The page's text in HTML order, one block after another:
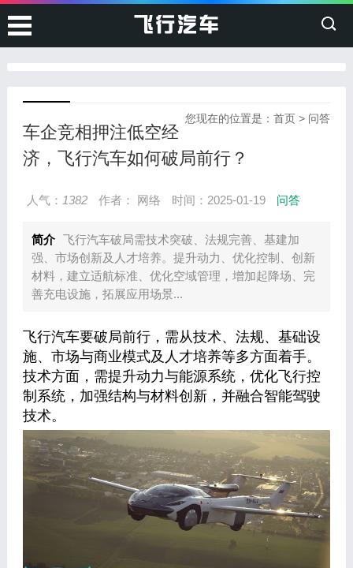
您现在的位置是：首页 > 问答
车企竞相押注低空经
济，飞行汽车如何破局前行？
人气： 1382 作者： 网络 时间：2025-01-19 问答
简介 飞行汽车破局需技术突破、法规完善、基建加
强、市场创新及人才培养。提升动力、优化控制、创新
材料，建立适航标准、优化空域管理，增加起降场、完
善充电设施，拓展应用场景...
飞行汽车要破局前行，需从技术、法规、基础设
施、市场与商业模式及人才培养等多方面着手。
技术方面，需提升动力与能源系统，优化飞行控
制系统，加强结构与材料创新，并融合智能驾驶
技术。